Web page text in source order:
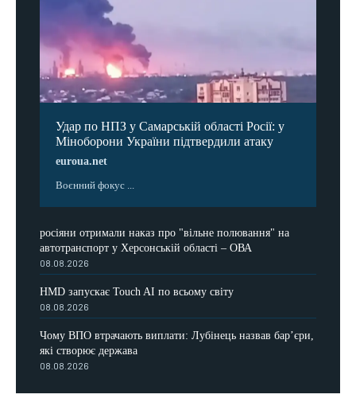
Удар по НПЗ у Самарській області Росії: у
Міноборони України підтвердили атаку
euroua.net
Воєнний фокус ...
росіяни отримали наказ про "вільне полювання" на
автотранспорт у Херсонській області – ОВА
08.08.2026
HMD запускає Touch AI по всьому світу
08.08.2026
Чому ВПО втрачають виплати: Лубінець назвав бар’єри,
які створює держава
08.08.2026